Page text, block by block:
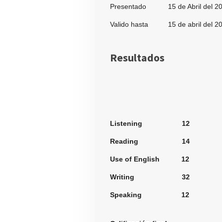
Presentado 15 de Abril del
Valido hasta 15 de abril del
Resultados
Listening 12
Reading 14
Use of English 12
Writing 32
Speaking 12